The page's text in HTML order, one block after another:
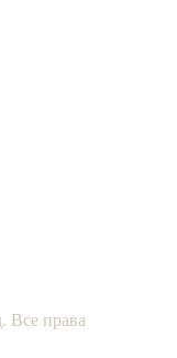
Все права